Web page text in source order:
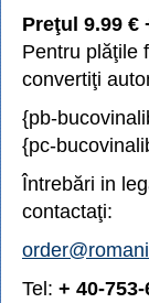
Preţul 9.99 €
Pentru plăţile
convertiţi
{pb-
{pc-
Întrebări in
contactaţi:
Tel: + 40-